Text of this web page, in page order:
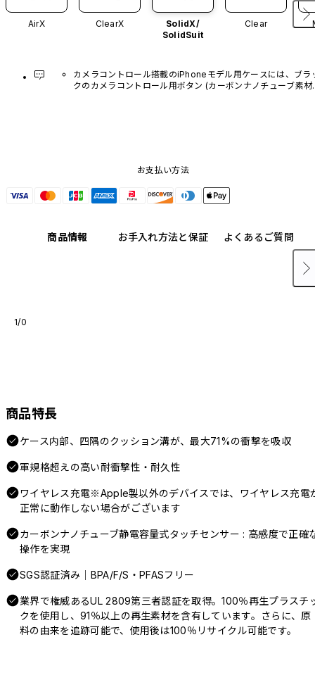
AirX ClearX
SolidX/
SolidSuit
Clear
カメラコントロール搭載のiPhoneモデル用ケースには、ブラ
クのカメラコントロール用ボタン (カーボンナノチューブ素材)
お支払い方法
商品情報 お手入れ方法と保証 よくあるご質問
1/0
商品特長
ケース内部、四隅のクッション溝が、最大71%の衝撃を吸収
軍規格超えの高い耐衝撃性・耐久性
ワイヤレス充電※Apple製以外のデバイスでは、ワイヤレス充電
正常に動作しない場合がございます
カーボンナノチューブ静電容量式タッチセンサー : 高感度で正確
操作を実現
SGS認証済み｜BPA/F/S・PFASフリー
業界で権威あるUL 2809第三者認証を取得。100％再生プラスチ
クを使用し、91％以上の再生素材を含有しています。さらに、原
料の由来を追跡可能で、使用後は100％リサイクル可能です。